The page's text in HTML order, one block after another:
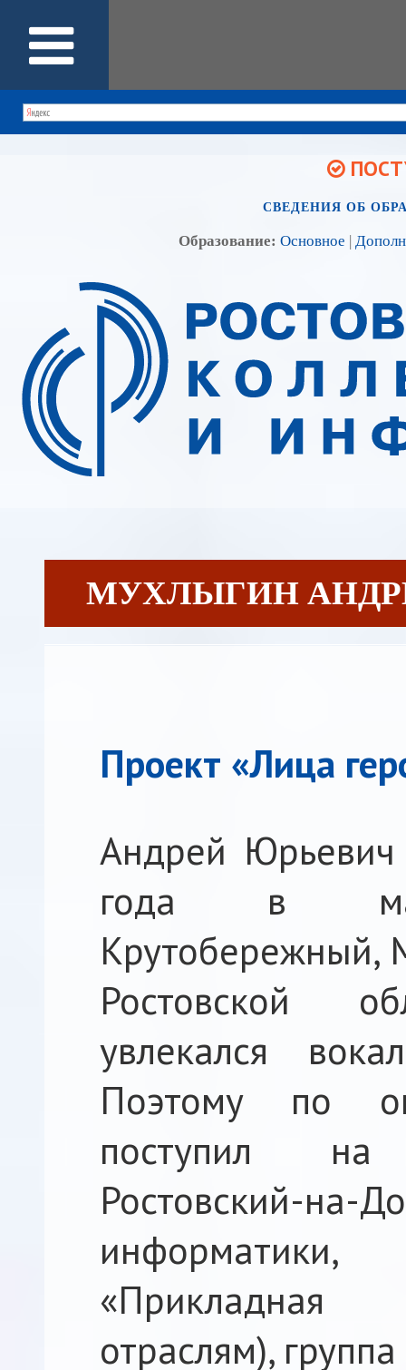
СВЕДЕНИЯ ОБ
Образование: Основное |
МУХЛЫГИН
Проект «Лица
Андрей
года в
Крутобережный,
Ростовской
увлекался
Поэтому по
поступил
Ростовский-на-
«Прикладная
отраслям),